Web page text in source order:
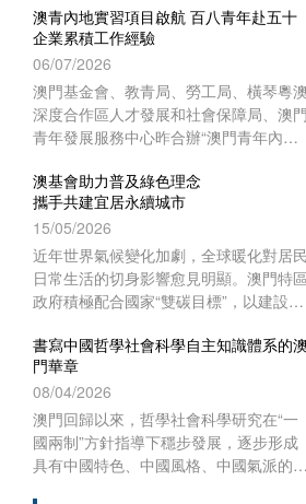
文化保育的關注。
澳青內地實習項目啟航 百八青年赴五十
企業累積工作經驗
06/07/2026
澳門基金會、教青局、勞工局、橫琴粵澳
深度合作區人才發展和社會保障局、澳門
青年發展服務中心昨合辦“澳門青年內地
訓”。
澳基會助力普及綠色理念
攜手共建宜居永續城市
15/05/2026
近年世界氣候變化加劇，全球暖化對居民
日常生活的切身影響愈見明顯。澳門特區
政府積極配合國家“雙碳目標”，以建設宜
《澳門長期減碳策略》和《澳門環境保護
規劃》，謀劃可持續發展藍圖，
書寫中國哲學社會科學自主知識體系的澳
門華章
08/04/2026
澳門回歸以來，哲學社會科學研究在“一
國兩制”方針指導下穩步發展，逐步形成
具有中國特色、中國風格、中國氣派的自